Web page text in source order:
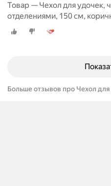
Товар — Чехол для удочек,
отделениями, 150 см,
Больше отзывов про Чехол